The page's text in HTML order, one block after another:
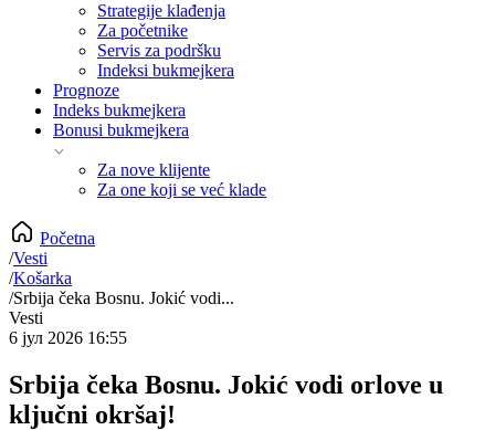
Strategije klađenja
Za početnike
Servis za podršku
Indeksi bukmejkera
Prognoze
Indeks bukmejkera
Bonusi bukmejkera
Za nove klijente
Za one koji se već klade
Početna
/Vesti
/Košarka
/Srbija čeka Bosnu. Jokić vodi...
Vesti
6 јул 2026 16:55
Srbija čeka Bosnu. Jokić vodi orlove u
ključni okršaj!